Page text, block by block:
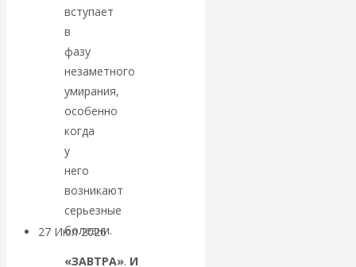
Валентин
Катасонов.
«Мировые
ростовщики»:
вчера и сегодня
27 Июл 2026Мировая
вступает
в
фазу
незаметного
умирания,
особенно
когда
у
него
возникают
серьезные
болезни.
«ЗАВТРА». И